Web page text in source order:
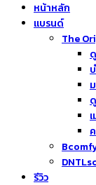
หน้าหลัก
แบรนด์
The
รีวิว